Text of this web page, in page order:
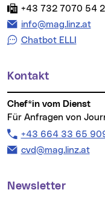
Fax:
+43 732 7070 54
E-Mail Adresse:
info@mag.linz.at
Chatbot ELLI
Kontakt
Chef*in vom Dienst
Für Anfragen von
Telefon:
+43 664 33 65
E-Mail Adresse:
cvd@mag.linz.at
Newsletter